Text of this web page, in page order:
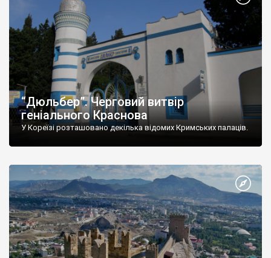
“Дюльбер”. Черговий витвір
геніального Краснова
У Кореїзі розташовано декілька відомих Кримських палаців.